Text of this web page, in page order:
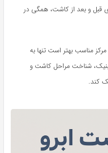
قبل و بعد از کاشت، همگی در
مناسب بهتر است تنها به
شناخت مراحل کاشت و
کند.